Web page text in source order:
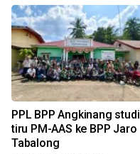
PPL BPP Angkinang studi
tiru PM-AAS ke BPP Jaro
Tabalong